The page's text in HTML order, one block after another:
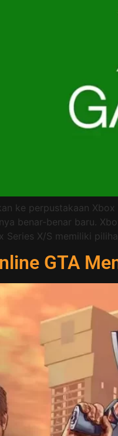
ke perpustakaan
benar-benar baru.
Series X/S memiliki
GTA